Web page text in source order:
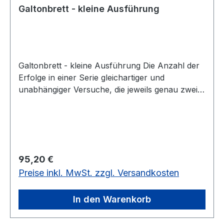
Galtonbrett - kleine Ausführung
Galtonbrett - kleine Ausführung Die Anzahl der
Erfolge in einer Serie gleichartiger und
unabhängiger Versuche, die jeweils genau zwei
gelbe Kugeln. Diese fallen zufällig in eines von
mehreren Fächern, wobei die Aufteilung einer
Konstruktion mit Drehmechanik kann die Anzahl
der fallenden Kugeln von 1 bis 256 individuell
Regulärer Preis:
95,20 €
Preise inkl. MwSt. zzgl. Versandkosten
In den Warenkorb